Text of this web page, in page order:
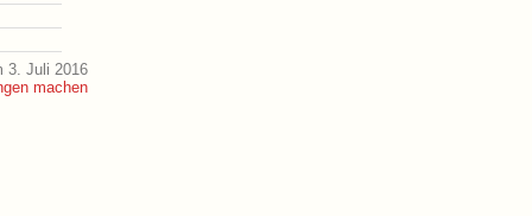
3. Juli 2016